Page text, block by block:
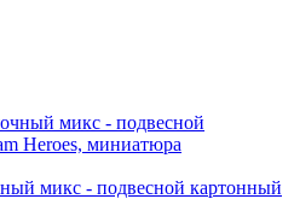
микс - подвесной картонный